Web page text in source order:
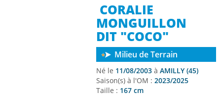
CORALIE
MONGUILLON
DIT "COCO"
Milieu de Terrain
Né le 11/08/2003 à AMILLY (45)
Saison(s) à l'OM : 2023/2025
Taille : 167 cm